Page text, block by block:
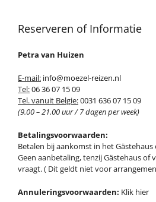
Reserveren of Informatie
Petra van Huizen
E-mail: info@moezel-reizen.nl
Tel:06 36 07 15 09
Tel. vanuit Belgie:0031 636 07 15 09
(9.00 – 21.00 uur / 7 dagen per week)
Betalingsvoorwaarden:
Betalen bij aankomst in het
Geen aanbetaling, tenzij Gästehaus of
vraagt. ( Dit geldt niet voor
Annuleringsvoorwaarden: Klik hier